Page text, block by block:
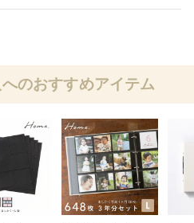
のおすすめアイテム